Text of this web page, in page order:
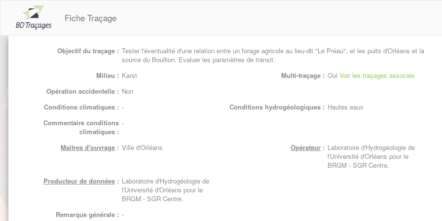
Fiche Traçage
Objectif du traçage : Tester l'éventualité d'une relation entre un forage agricole au lieu-dit "Le Préau", et les puits d'Orléans et la
source du Boullion. Evaluer les paramètres de transit.
Milieu : Karst Multi-traçage : Oui Voir les traçages associés
Opération accidentelle : Non
Conditions climatiques : - Conditions hydrogéologiques : Hautes eaux
Commentaire conditions
climatiques :
-
Maitres d'ouvrage : Ville d'Orléans Opérateur : Laboratoire d'Hydrogéologie de
l'Université d'Orléans pour le
BRGM - SGR Centre.
Producteur de données : Laboratoire d'Hydrogéologie de
l'Université d'Orléans pour le
BRGM - SGR Centre.
Remarque générale : -